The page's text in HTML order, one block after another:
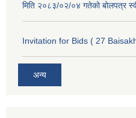
मिति २०८३/०२/०४ गतेको बोलपत्र
Invitation for Bids ( 27
अन्य